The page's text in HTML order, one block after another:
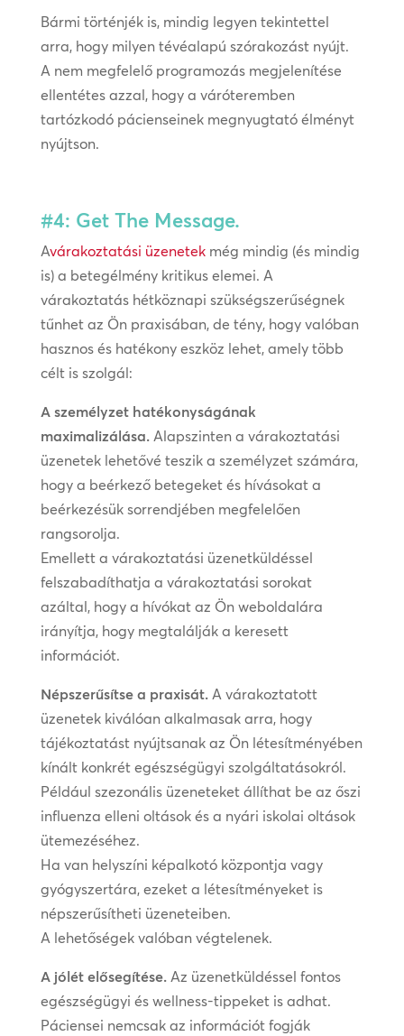
Bármi történjék is, mindig legyen tekintettel
arra, hogy milyen tévéalapú szórakozást nyújt.
A nem megfelelő programozás megjelenítése
ellentétes azzal, hogy a váróteremben
tartózkodó pácienseinek megnyugtató élményt
nyújtson.
#4: Get The Message.
Avárakoztatási üzenetekmég mindig (és mindig
is) a betegélmény kritikus elemei. A
várakoztatás hétköznapi szükségszerűségnek
tűnhet az Ön praxisában, de tény, hogy valóban
hasznos és hatékony eszköz lehet, amely több
célt is szolgál:
A személyzet hatékonyságának
maximalizálása.Alapszinten a várakoztatási
üzenetek lehetővé teszik a személyzet számára,
hogy a beérkező betegeket és hívásokat a
beérkezésük sorrendjében megfelelően
rangsorolja.
Emellett a várakoztatási üzenetküldéssel
felszabadíthatja a várakoztatási sorokat
azáltal, hogy a hívókat az Ön weboldalára
irányítja, hogy megtalálják a keresett
információt.
Népszerűsítse a praxisát.A várakoztatott
üzenetek kiválóan alkalmasak arra, hogy
tájékoztatást nyújtsanak az Ön létesítményében
kínált konkrét egészségügyi szolgáltatásokról.
Például szezonális üzeneteket állíthat be az őszi
influenza elleni oltások és a nyári iskolai oltások
ütemezéséhez.
Ha van helyszíni képalkotó központja vagy
gyógyszertára, ezeket a létesítményeket is
népszerűsítheti üzeneteiben.
A lehetőségek valóban végtelenek.
A jólét elősegítése.Az üzenetküldéssel fontos
egészségügyi és wellness-tippeket is adhat.
Páciensei nemcsak az információt fogják